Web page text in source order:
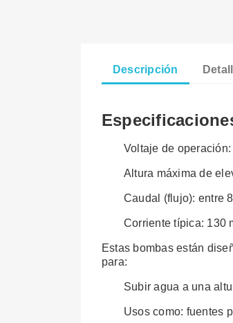
Descripción
Voltaje de
Altura máxima de
Caudal (flujo): entre
Corriente típica: 130
Estas bombas están
para:
Subir agua a una
Usos como: fuentes